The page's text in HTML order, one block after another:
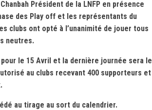
Président de la LNFP en présence
des Play off et les représentants du
clubs ont opté à l’unanimité de jouer tous
neutres.
le 15 Avril et la dernière journée sera le
au clubs recevant 400 supporteurs et
au tirage au sort du calendrier.